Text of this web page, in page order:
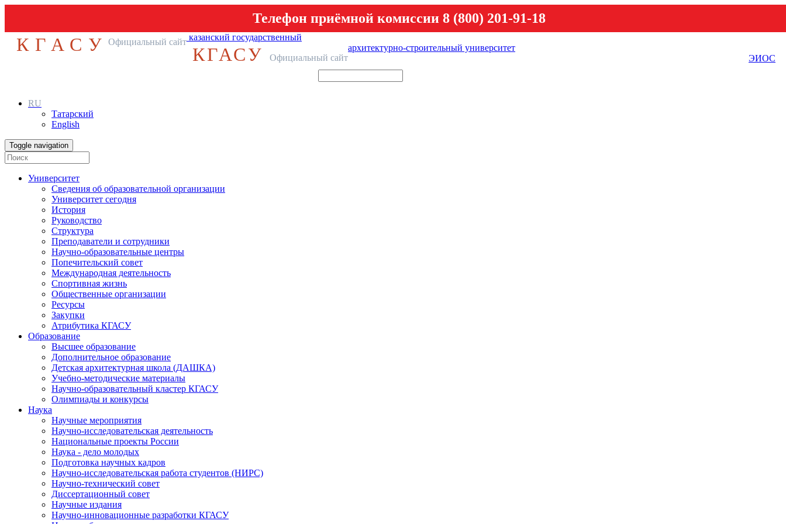
Телефон приёмной комиссии 8 (800) 201-91-18
КГАСУ Официальный сайт казанский государственный
архитектурно-строительный университет
КГАСУ Официальный сайт ЭИОС
RU
Татарский
English
Toggle navigation
Университет
Сведения об образовательной организации
Университет сегодня
История
Руководство
Структура
Преподаватели и сотрудники
Научно-образовательные центры
Попечительский совет
Международная деятельность
Спортивная жизнь
Общественные организации
Ресурсы
Закупки
Атрибутика КГАСУ
Образование
Высшее образование
Дополнительное образование
Детская архитектурная школа (ДАШКА)
Учебно-методические материалы
Научно-образовательный кластер КГАСУ
Олимпиады и конкурсы
Наука
Научные мероприятия
Научно-исследовательская деятельность
Национальные проекты России
Наука - дело молодых
Подготовка научных кадров
Научно-исследовательская работа студентов (НИРС)
Научно-технический совет
Диссертационный совет
Научные издания
Научно-инновационные разработки КГАСУ